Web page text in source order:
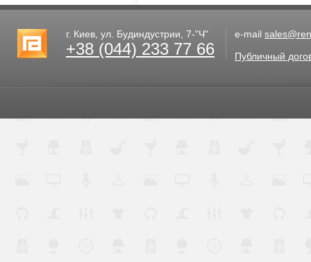
г. Киев, ул. Будиндустрии, 7-"Ч"
+38 (044) 233 77 66
e-mail
Публичный